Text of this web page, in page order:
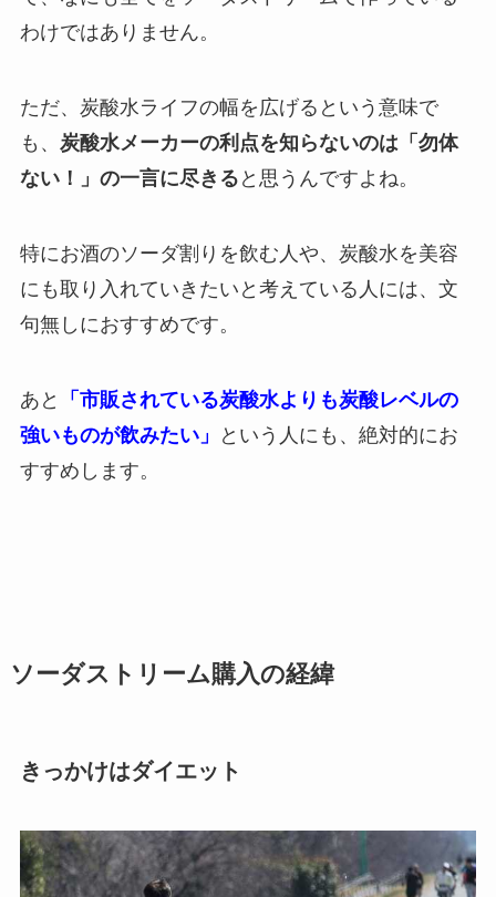
わけではありません。
ただ、炭酸水ライフの幅を広げるという意味で
も、 炭酸水メーカーの利点を知らないのは「勿体
ない！」の一言に尽きる と思うんですよね。
特にお酒のソーダ割りを飲む人や、炭酸水を美容
にも取り入れていきたいと考えている人には、文
句無しにおすすめです。
あと
「市販されている炭酸水よりも炭酸レベルの
強いものが飲みたい」
という人にも、絶対的にお
すすめします。
ソーダストリーム購入の経緯
きっかけはダイエット